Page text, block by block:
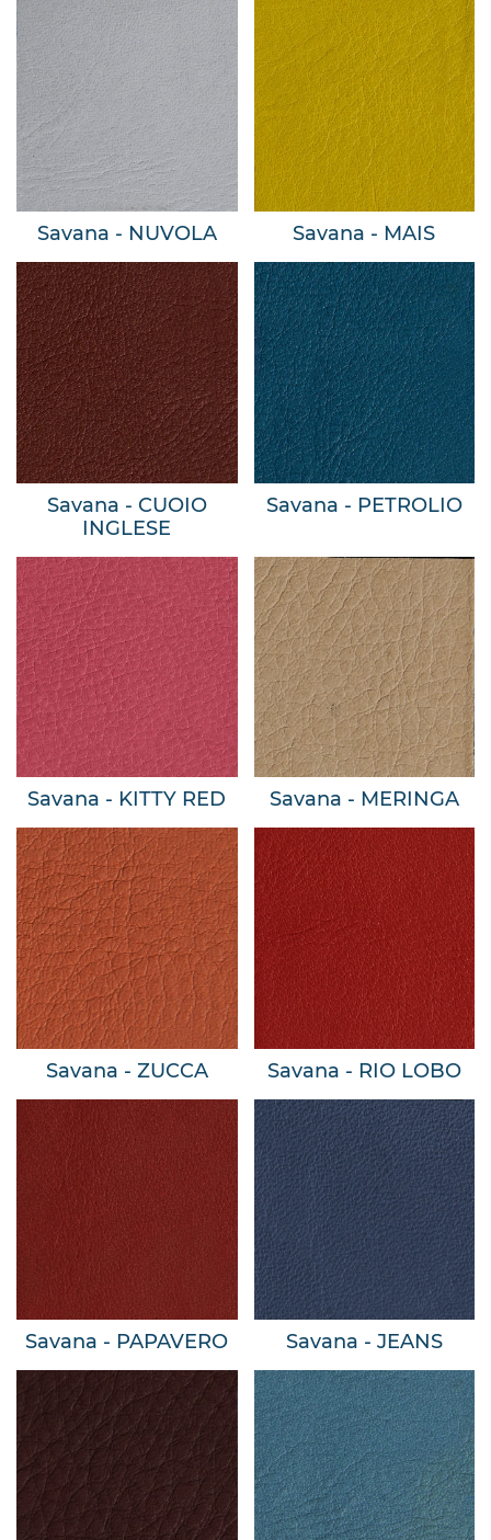
Savana - NUVOLA Savana - MAIS
Savana - CUOIO
INGLESE
Savana - PETROLIO
Savana - KITTY RED Savana - MERINGA
Savana - ZUCCA Savana - RIO LOBO
Savana - PAPAVERO Savana - JEANS